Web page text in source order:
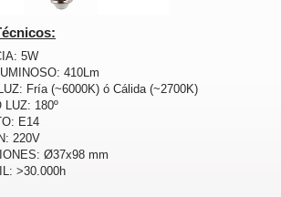
5W
410Lm
Fría (~6000K) ó Cálida (~2700K)
LUZ: 180º
E14
220V
Ø37x98 mm
>30.000h